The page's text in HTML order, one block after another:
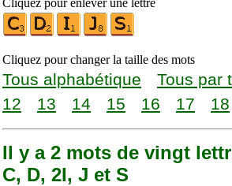
Cliquez pour enlever une lettre
Cliquez pour changer la taille des mots
Tous alphabétique Tous par
12
13 14 15 16 17 18
Il y a 2 mots de vingt
C, D, 2I, J et S